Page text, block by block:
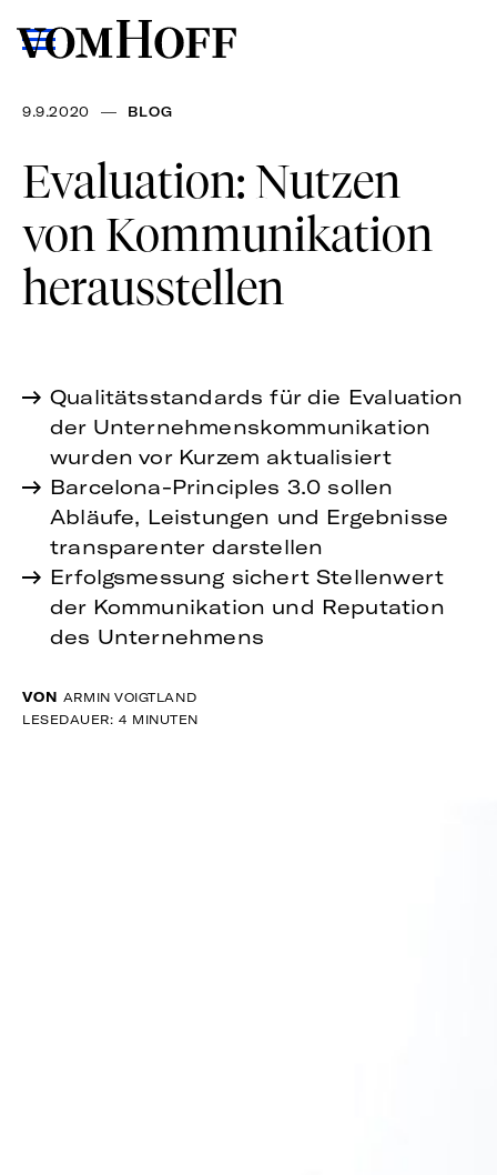
9.9.2020 — BLOG
Evaluation: Nutzen
von Kommunikation
herausstellen
Qualitätsstandards für die Evaluation
der Unternehmenskommunikation
wurden vor Kurzem aktualisiert
Barcelona-Principles 3.0 sollen
Abläufe, Leistungen und Ergebnisse
transparenter darstellen
Erfolgsmessung sichert Stellenwert
der Kommunikation und Reputation
des Unternehmens
VON ARMIN VOIGTLAND
LESEDAUER: 4 MINUTEN